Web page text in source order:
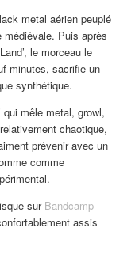
metal aérien peuplé
Puis après
le morceau le
minutes, sacrifie un
synthétique.
qui mêle metal, growl,
chaotique,
prévenir avec un
comme
sur Bandcamp
assis